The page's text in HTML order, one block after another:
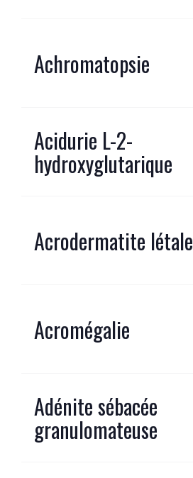
Achromatopsie
Acidurie L-2-
hydroxyglutarique
Acrodermatite létale
Acromégalie
Adénite sébacée
granulomateuse